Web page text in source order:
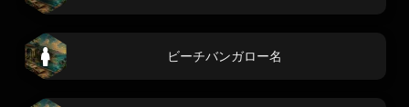
ビーチバンガロー名